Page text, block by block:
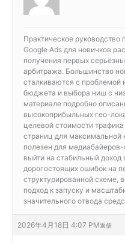
Практическое руководство
Google Ads для новичков
получения первых
арбитража. Большинство
сталкиваются с проблемой
бюджета и выбора ниш с
материале подробно
высокоприбыльных гео-
целевой стоимости
страниц для максимальной
полезен для
выйти на стабильный доход
дорогостоящих ошибок на
структурированной схеме,
подход к запуску и
значительного отвода
2026年4月18日 4:07 PM返信